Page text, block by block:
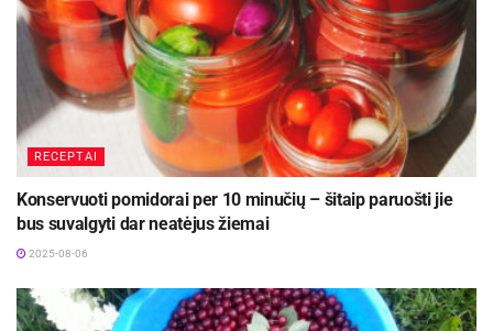
RECEPTAI
Konservuoti pomidorai per 10 minučių – šitaip paruošti jie
bus suvalgyti dar neatėjus žiemai
2025-08-06